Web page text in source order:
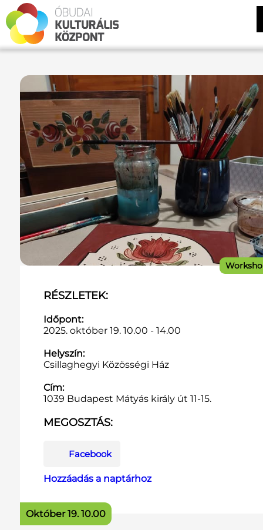
Október 19. 10.00
RÉSZLETEK:
Időpont:
2025. október 19. 10.00 - 14.00
Helyszín:
Csillaghegyi Közösségi Ház
Cím:
1039 Budapest Mátyás király út 11-15.
MEGOSZTÁS:
Facebook
Hozzáadás a naptárhoz